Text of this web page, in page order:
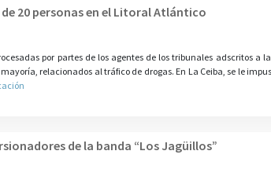
20 personas en el Litoral Atlántico
por partes de los agentes de los tribunales adscritos a
mayoría, relacionados al tráfico de drogas. En La Ceiba, se le
de la banda “Los Jagüillos”